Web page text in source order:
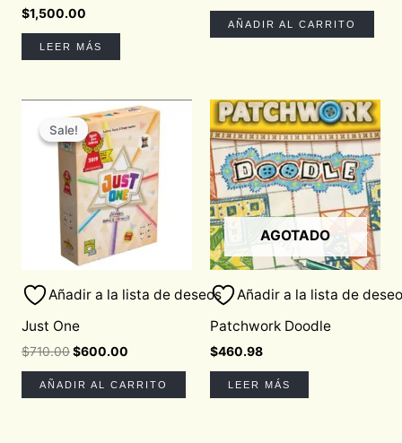
$1,500.00
LEER MÁS
AÑADIR AL CARRITO
Sale!
Sale!
Añadir a la lista de deseos
Just One
$710.00
Original
price
was:
$710.00.
$600.00
Current
price
is:
$600.00.
AÑADIR AL CARRITO
AGOTADO
Añadir a la lista de
Patchwork Doodle
$460.98
LEER MÁS